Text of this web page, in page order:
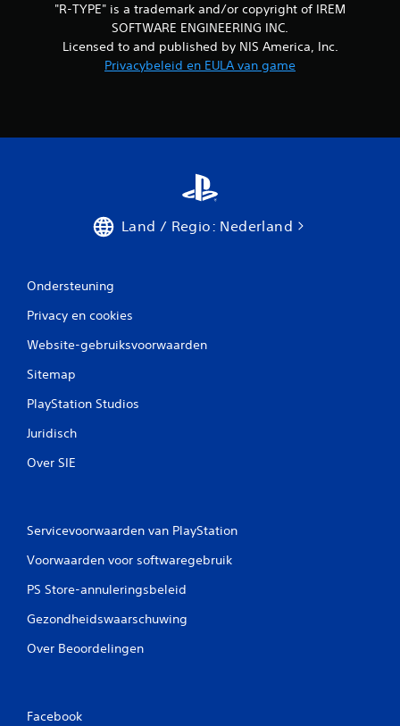
"R-TYPE" is a trademark and/or copyright of IREM
SOFTWARE ENGINEERING INC.
Licensed to and published by NIS America, Inc.
Privacybeleid en EULA van game
Land / Regio: Nederland
Ondersteuning
Privacy en cookies
Website-gebruiksvoorwaarden
Sitemap
PlayStation Studios
Juridisch
Over SIE
Servicevoorwaarden van PlayStation
Voorwaarden voor softwaregebruik
PS Store-annuleringsbeleid
Gezondheidswaarschuwing
Over Beoordelingen
Facebook